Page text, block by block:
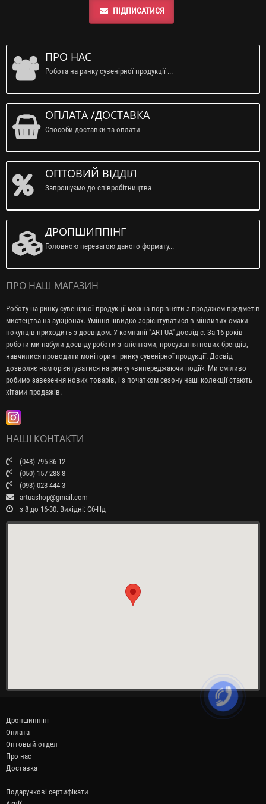
ПІДПИСАТИСЯ
ПРО НАС
Робота на ринку сувенірної продукції ...
ОПЛАТА /ДОСТАВКА
Способи доставки та оплати
ОПТОВИЙ ВІДДІЛ
Запрошуємо до співробітництва
ДРОПШИППІНГ
Головною перевагою даного формату...
ПРО НАШ МАГАЗИН
Роботу на ринку сувенірної продукції можна порівняти з продажем предметів
мистецтва на аукціонах. Уміння швидко зорієнтуватися в мінливих смаки
покупців приходить з досвідом. У компанії "ART-UA" досвід є. За 16 років
роботи ми набули досвіду роботи з клієнтами, просування нових брендів,
навчилися проводити моніторинг ринку сувенірної продукції. Досвід
дозволяє нам орієнтуватися на ринку «випереджаючи події». Ми сміливо
робимо завезення нових товарів, і з початком сезону наші колекції стають
хітами продажів.
НАШІ КОНТАКТИ
(048) 795-36-12
(050) 157-288-8
(093) 023-444-3
artuashop@gmail.com
з 8 до 16-30. Вихідні: Сб-Нд
Дропшиппінг
Оплата
Оптовый отдел
Про нас
Доставка
Подарункові сертифікати